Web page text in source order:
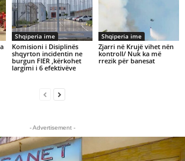
Shqiperia ime
Komisioni i Disiplinës
shqyrton incidentin ne
burgun FIER ,kërkohet
largimi i 6 efektivëve
Shqiperia ime
Zjarri në Krujë vihet nën
kontroll/ Nuk ka më
rrezik për banesat
- Advertisement -